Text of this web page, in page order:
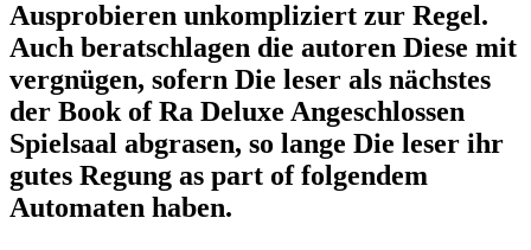
Ausprobieren unkompliziert zur Regel.
Auch beratschlagen die autoren Diese mit
vergnügen, sofern Die leser als nächstes
der Book of Ra Deluxe Angeschlossen
Spielsaal abgrasen, so lange Die leser ihr
gutes Regung as part of folgendem
Automaten haben.